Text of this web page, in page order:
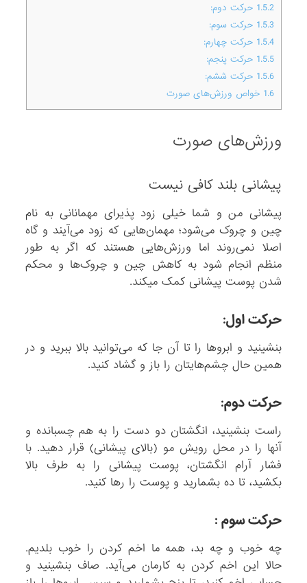
1.5.2 حرکت دوم:
1.5.3 حرکت سوم:
1.5.4 حرکت چهارم:
1.5.5 حرکت پنجم:
1.5.6 حرکت ششم:
1.6 خواص ورزش‌های صورت
ورزش‌های صورت
پیشانی بلند کافی نیست
پیشانی من و شما خیلی زود پذیرای مهمانانی به نام
چین و چروک می‌شود؛ مهمان‌هایی که زود می‌آیند و گاه
اصلا نمی‌روند اما ورزش‌هایی هستند که اگر به طور
منظم انجام شود به کاهش چین و چروک‌ها و محکم
شدن پوست پیشانی کمک می​کند.
حرکت اول:
بنشینید و ابروها را تا آن جا که می‌توانید بالا ببرید و در
همین حال چشم‌هایتان را باز و گشاد کنید.
حرکت دوم:
راست بنشینید، انگشتان دو دست را به هم چسبانده و
آنها را در محل رویش مو (بالای پیشانی) قرار دهید. با
فشار آرام انگشتان، پوست پیشانی را به طرف بالا
بکشید، تا ده بشمارید و پوست را رها کنید.
حرکت سوم :
چه خوب و چه بد، همه ما اخم کردن را خوب بلدیم.
حالا این اخم کردن به کارمان می‌آید. صاف بنشینید و